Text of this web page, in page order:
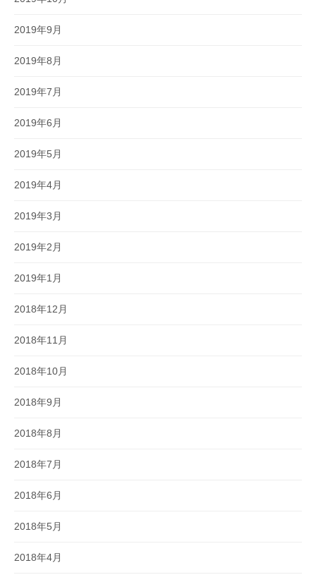
2019年9月
2019年8月
2019年7月
2019年6月
2019年5月
2019年4月
2019年3月
2019年2月
2019年1月
2018年12月
2018年11月
2018年10月
2018年9月
2018年8月
2018年7月
2018年6月
2018年5月
2018年4月